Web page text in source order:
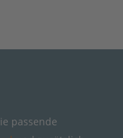
passende